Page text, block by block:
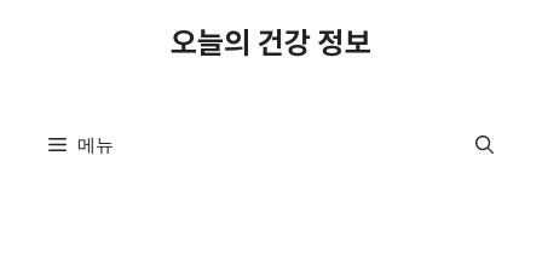
오늘의 건강 정보
메뉴